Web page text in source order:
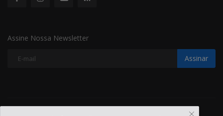
Assine Nossa Newsletter
Assinar